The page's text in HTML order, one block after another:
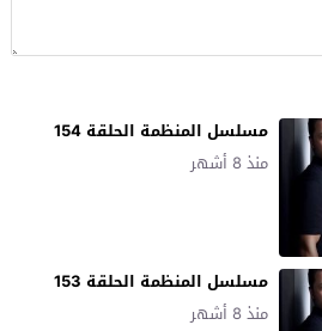
مسلسل المنظمة الحلقة 154
منذ 8 أشهر
مسلسل المنظمة الحلقة 153
منذ 8 أشهر